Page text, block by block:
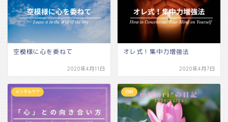
空模様に心を委ねて
2020年4月11日
オレ式！集中力増強法
2020年4月7日
メンタルケア 日記